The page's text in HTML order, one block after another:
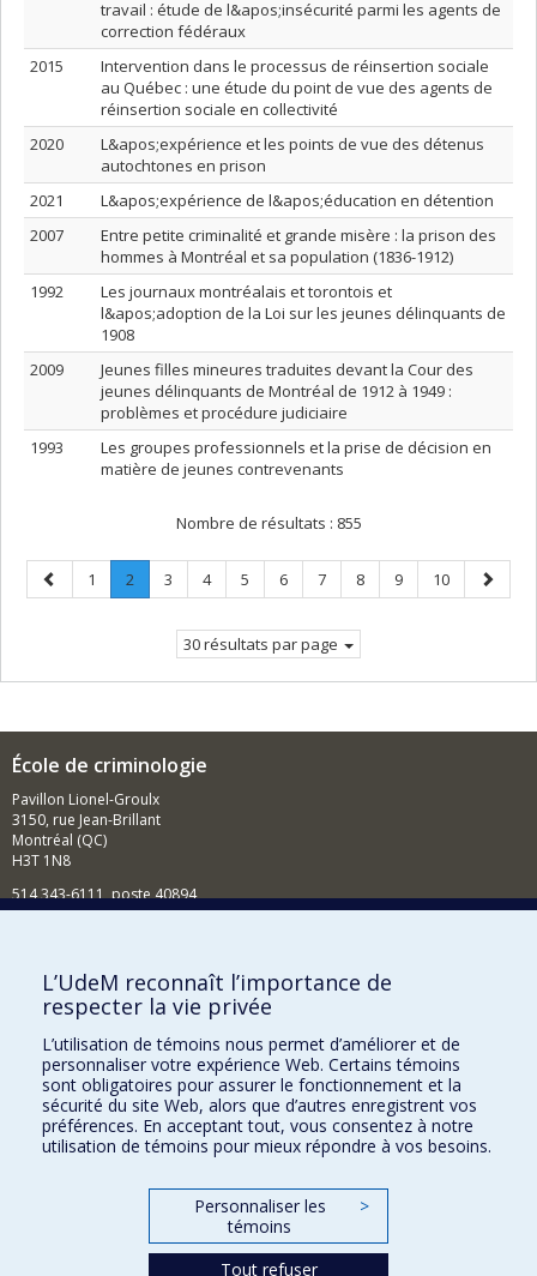
travail : étude de l&apos;insécurité parmi les agents de
correction fédéraux
2015
Intervention dans le processus de réinsertion sociale
au Québec : une étude du point de vue des agents de
réinsertion sociale en collectivité
2020
L&apos;expérience et les points de vue des détenus
autochtones en prison
2021
L&apos;expérience de l&apos;éducation en détention
2007
Entre petite criminalité et grande misère : la prison des
hommes à Montréal et sa population (1836-1912)
1992
Les journaux montréalais et torontois et
l&apos;adoption de la Loi sur les jeunes délinquants de
1908
2009
Jeunes filles mineures traduites devant la Cour des
jeunes délinquants de Montréal de 1912 à 1949 :
problèmes et procédure judiciaire
1993
Les groupes professionnels et la prise de décision en
matière de jeunes contrevenants
Nombre de résultats : 855
Page
précédente
Page
1 Page
2
Page
Page
3 Page
4 Page
5 Page
6 Page
7 Page
8 Page
9 Page
10
Page
30 résultats par page
École de criminologie
Pavillon Lionel-Groulx
3150, rue Jean-Brillant
Montréal (QC)
H3T 1N8
514 343-6111, poste 40894
Comment soutenir l'École?
BESOIN D'AIDE?
Plan du site
Signaler une erreur
Accessibilité
FACULTÉ DES ARTS ET DES SCIENCES
Nos départements et écoles
L’UdeM reconnaît l’importance de
respecter la vie privée
L’utilisation de témoins nous permet d’améliorer et de
personnaliser votre expérience Web. Certains témoins
sont obligatoires pour assurer le fonctionnement et la
sécurité du site Web, alors que d’autres enregistrent vos
préférences. En acceptant tout, vous consentez à notre
utilisation de témoins pour mieux répondre à vos besoins.
Personnaliser les
témoins
>
Tout refuser